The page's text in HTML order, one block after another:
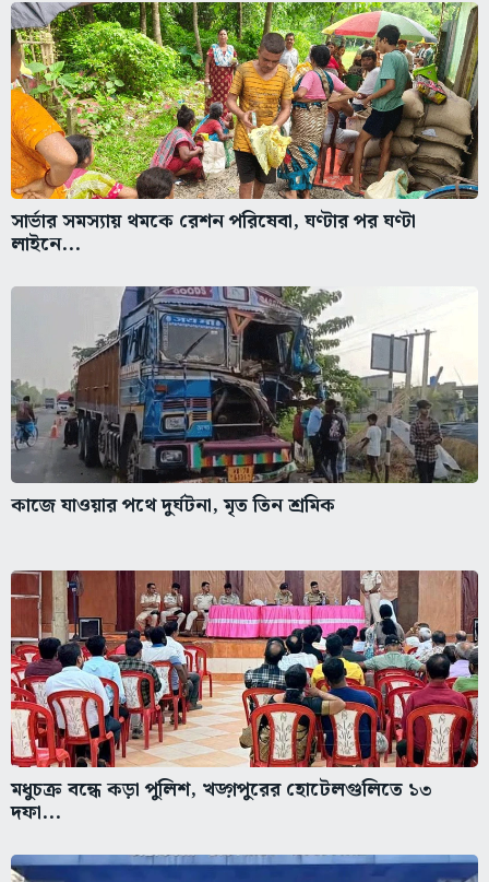
সার্ভার সমস্যায় থমকে রেশন পরিষেবা, ঘণ্টার পর ঘণ্টা
লাইনে...
কাজে যাওয়ার পথে দুর্ঘটনা, মৃত তিন শ্রমিক
মধুচক্র বন্ধে কড়া পুলিশ, খড়্গপুরের হোটেলগুলিতে ১৩
দফা...